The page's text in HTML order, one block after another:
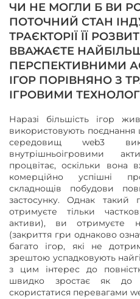
ЧИ НЕ МОГЛИ Б ВИ
ПОТОЧНИЙ СТАН
ТРАЄКТОРІЇ ЇЇ
ВВАЖАЄТЕ
ПЕРСПЕКТИВНИМИ
ІГОР ПОРІВНЯНО З
ІГРОВИМИ
Наразі більшість ігор
використовують поєднання
середовищ web3
внутрішньоігровими
процвітає, оскільки вона
комерційно успішні
складнощів побудови
застосунку. Однак такий
отримуєте тільки
активи), ви отримуєте
(закриття гри однаково
багато ігор, які не
зрештою успадковують
з цим інтерес до
швидко зростає як до
скористатися перевагами